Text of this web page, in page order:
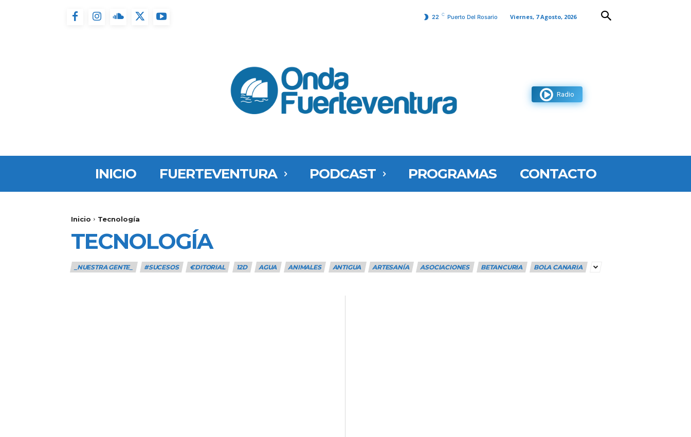
22 C Puerto Del Rosario Viernes, 7 Agosto, 2026
Radio
INICIO FUERTEVENTURA PODCAST PROGRAMAS CONTACTO
Inicio Tecnología
TECNOLOGÍA
_NUESTRA GENTE_ #SUCESOS €DITORIAL 12D AGUA ANIMALES ANTIGUA ARTESANÍA ASOCIACIONES BETANCURIA BOLA CANARIA